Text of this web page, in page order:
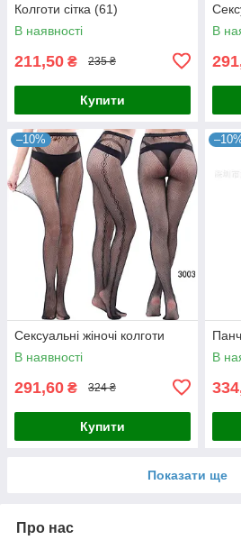
Колготи сітка (61)
В наявності
211,50 ₴ 235 ₴
Купити
В
–10%
Сексуальні жіночі колготи
В наявності
291,60 ₴ 324 ₴
Купити
В
Показати ще
Про нас